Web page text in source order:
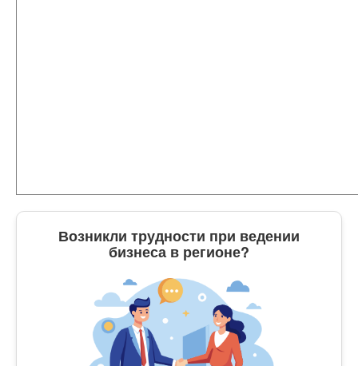
Возникли трудности при ведении
бизнеса в регионе?